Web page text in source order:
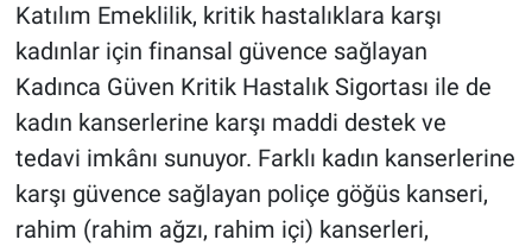
Katılım Emeklilik, kritik hastalıklara karşı
kadınlar için finansal güvence sağlayan
Kadınca Güven Kritik Hastalık Sigortası ile de
kadın kanserlerine karşı maddi destek ve
tedavi imkânı sunuyor. Farklı kadın kanserlerine
karşı güvence sağlayan poliçe göğüs kanseri,
rahim (rahim ağzı, rahim içi) kanserleri,